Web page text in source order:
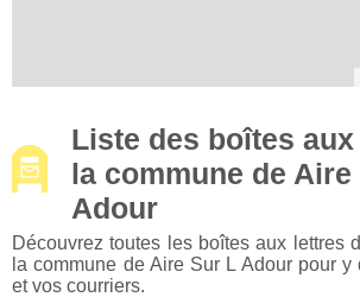
Liste des boîtes
la commune de Aire
Adour
Découvrez toutes les boîtes aux lettres
la commune de Aire Sur L Adour pour
et vos courriers.